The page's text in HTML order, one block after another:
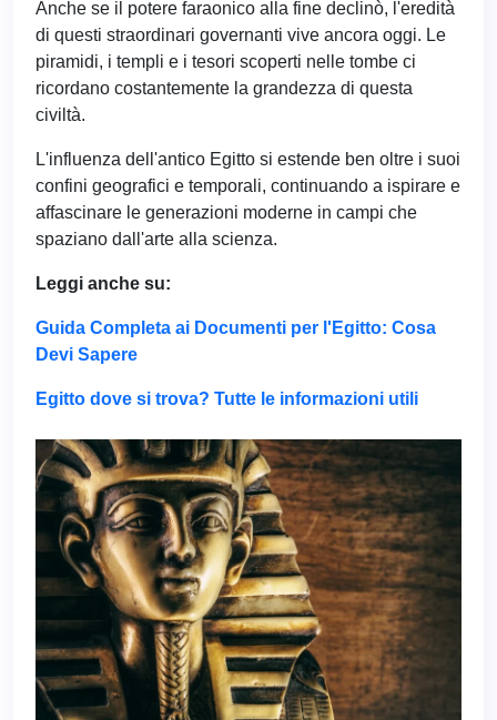
Anche se il potere faraonico alla fine declinò, l'eredità
di questi straordinari governanti vive ancora oggi. Le
piramidi, i templi e i tesori scoperti nelle tombe ci
ricordano costantemente la grandezza di questa
civiltà.
L'influenza dell'antico Egitto si estende ben oltre i suoi
confini geografici e temporali, continuando a ispirare e
affascinare le generazioni moderne in campi che
spaziano dall'arte alla scienza.
Leggi anche su:
Guida Completa ai Documenti per l'Egitto: Cosa
Devi Sapere
Egitto dove si trova? Tutte le informazioni utili